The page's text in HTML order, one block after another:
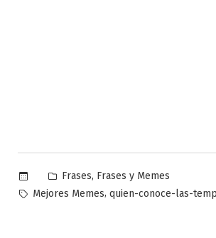
Publicado
en
Frases, Frases y Memes
Etiquetas:
Mejores Memes, quien-conoce-las-